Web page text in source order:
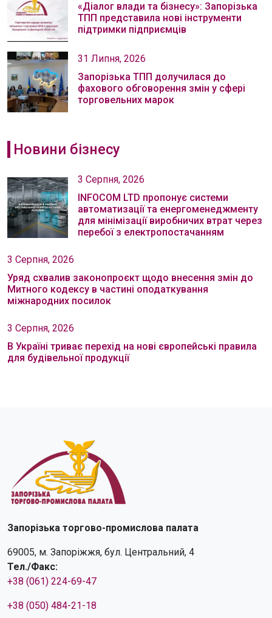
«Діалог влади та бізнесу»: Запорізька
ТПП представила нові інструменти
підтримки підприємців
31 Липня, 2026
Запорізька ТПП долучилася до
фахового обговорення змін у сфері
торговельних марок
Новини бізнесу
3 Серпня, 2026
INFOCOM LTD пропонує системи
автоматизації та енергоменеджменту
для мінімізації виробничих втрат через
перебої з електропостачанням
3 Серпня, 2026
Уряд схвалив законопроєкт щодо внесення змін до
Митного кодексу в частині оподаткування
міжнародних посилок
3 Серпня, 2026
В Україні триває перехід на нові європейські правила
для будівельної продукції
Запорізька торгово-промислова палата
69005, м. Запоріжжя, бул. Центральний, 4
Тел./Факс:
+38 (061) 224-69-47
+38 (050) 484-21-18